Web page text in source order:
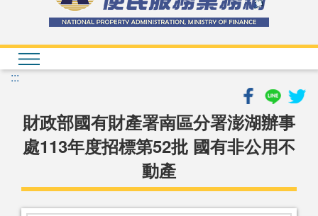
:::
財政部國有財產署南區分署澎湖辦事
處113年度招標第52批 國有非公用不
動產